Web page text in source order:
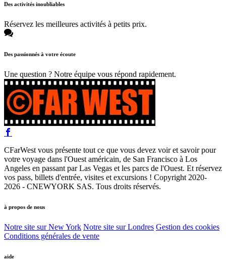
Des activités inoubliables
Réservez les meilleures activités à petits prix.
Des passionnés à votre écoute
Une question ? Notre équipe vous répond rapidement.
CFarWest vous présente tout ce que vous devez voir et savoir pour
votre voyage dans l'Ouest américain, de San Francisco à Los
Angeles en passant par Las Vegas et les parcs de l'Ouest. Et réservez
vos pass, billets d'entrée, visites et excursions ! Copyright 2020-
2026 - CNEWYORK SAS. Tous droits réservés.
à propos de nous
Notre site sur New York Notre site sur Londres Gestion des cookies
Conditions générales de vente
aide